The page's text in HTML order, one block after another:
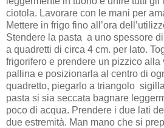
ciotola. Lavorare con le mani per
Mettere in frigo fino all’ora
Stendere la pasta a uno spessore
a quadretti di circa 4 cm. per lato.
frigorifero e prendere un pizzico alla
pallina e posizionarla al centro di
quadretto, piegarlo a triangolo
pasta si sia seccata bagnare
poco di acqua. Prendere i due lati
due estremità. Man mano che si